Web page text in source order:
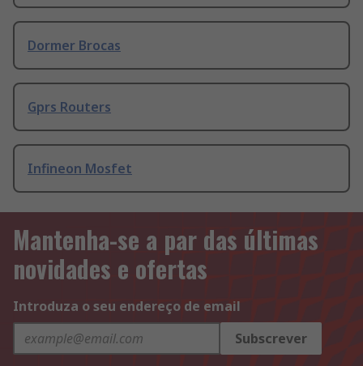
Dormer Brocas
Gprs Routers
Infineon Mosfet
Mantenha-se a par das últimas
novidades e ofertas
Introduza o seu endereço de email
Subscrever